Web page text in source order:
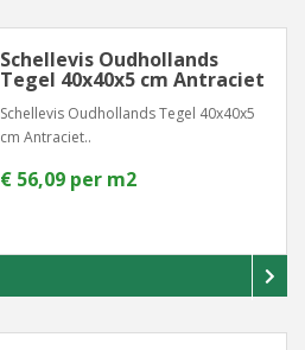
Schellevis Oudhollands
Tegel 40x40x5 cm Antraciet
Schellevis Oudhollands Tegel 40x40x5
cm Antraciet..
€ 56,09 per m2